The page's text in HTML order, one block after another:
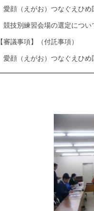
愛顔（えがお）つなぐえひめ
競技別練習会場の選定につい
【審議事項】（付託事項）
愛顔（えがお）つなぐえひめ